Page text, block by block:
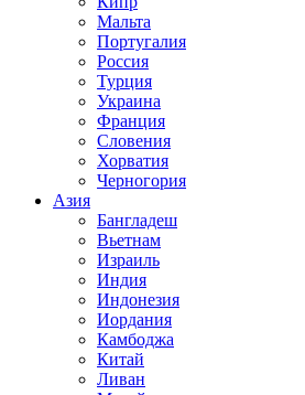
Мальта
Португалия
Россия
Турция
Украина
Франция
Словения
Хорватия
Черногория
Азия
Бангладеш
Вьетнам
Израиль
Индия
Индонезия
Иордания
Камбоджа
Китай
Ливан